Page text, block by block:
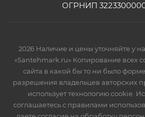
ОГРНИП
2026 Наличие и цены уточняйте у
«Santehmark.ru» Копирование всех
сайта в какой бы то ни было
разрешения владельцев авторских
использует технологию cookie.
соглашаетесь с правилами